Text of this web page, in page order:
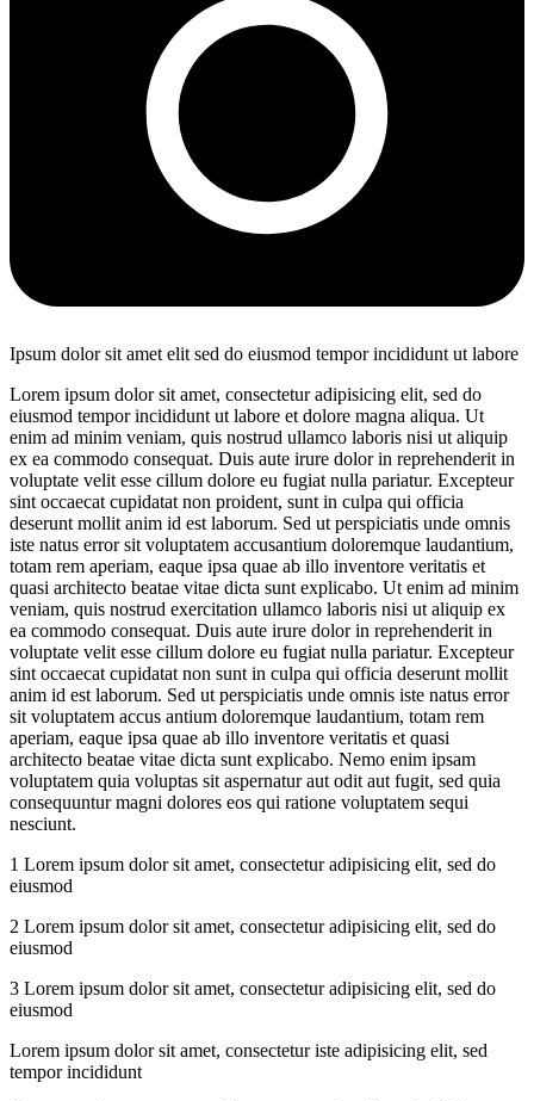
Ipsum dolor sit amet elit sed do eiusmod tempor incididunt ut labore
Lorem ipsum dolor sit amet, consectetur adipisicing elit, sed do
eiusmod tempor incididunt ut labore et dolore magna aliqua. Ut
enim ad minim veniam, quis nostrud ullamco laboris nisi ut aliquip
ex ea commodo consequat. Duis aute irure dolor in reprehenderit in
voluptate velit esse cillum dolore eu fugiat nulla pariatur. Excepteur
sint occaecat cupidatat non proident, sunt in culpa qui officia
deserunt mollit anim id est laborum. Sed ut perspiciatis unde omnis
iste natus error sit voluptatem accusantium doloremque laudantium,
totam rem aperiam, eaque ipsa quae ab illo inventore veritatis et
quasi architecto beatae vitae dicta sunt explicabo. Ut enim ad minim
veniam, quis nostrud exercitation ullamco laboris nisi ut aliquip ex
ea commodo consequat. Duis aute irure dolor in reprehenderit in
voluptate velit esse cillum dolore eu fugiat nulla pariatur. Excepteur
sint occaecat cupidatat non sunt in culpa qui officia deserunt mollit
anim id est laborum. Sed ut perspiciatis unde omnis iste natus error
sit voluptatem accus antium doloremque laudantium, totam rem
aperiam, eaque ipsa quae ab illo inventore veritatis et quasi
architecto beatae vitae dicta sunt explicabo. Nemo enim ipsam
voluptatem quia voluptas sit aspernatur aut odit aut fugit, sed quia
consequuntur magni dolores eos qui ratione voluptatem sequi
nesciunt.
1 Lorem ipsum dolor sit amet, consectetur adipisicing elit, sed do
eiusmod
2 Lorem ipsum dolor sit amet, consectetur adipisicing elit, sed do
eiusmod
3 Lorem ipsum dolor sit amet, consectetur adipisicing elit, sed do
eiusmod
Lorem ipsum dolor sit amet, consectetur iste adipisicing elit, sed
tempor incididunt